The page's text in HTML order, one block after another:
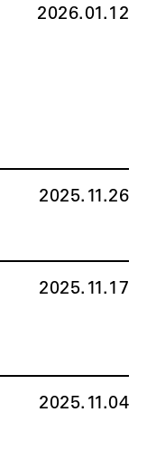
2026.01.12
2025.11.26
2025.11.17
2025.11.04